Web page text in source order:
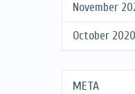
November
October 2020
META